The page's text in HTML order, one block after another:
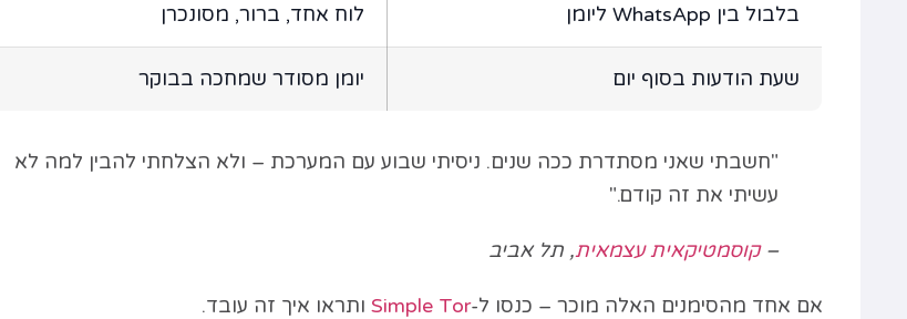
בלבול בין WhatsApp ליומן לוח אחד, ברור, מסונכרן
שעת הודעות בסוף יום יומן מסודר שמחכה בבוקר
"חשבתי שאני מסתדרת ככה שנים. ניסיתי שבוע עם המערכת – ולא הצלחתי להבין למה לא
עשיתי את זה קודם."
–קוסמטיקאית עצמאית, תל אביב
אם אחד מהסימנים האלה מוכר – כנסו ל-Simple Tor ותראו איך זה עובד.